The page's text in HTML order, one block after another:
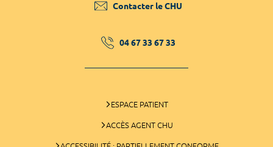
Contacter le CHU
04 67 33 67 33
ESPACE PATIENT
ACCÈS AGENT CHU